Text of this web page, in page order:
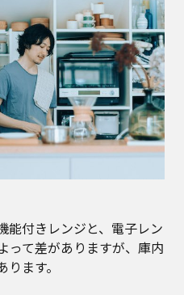
能付きレンジと、電子レン
って差がありますが、庫内
ます。